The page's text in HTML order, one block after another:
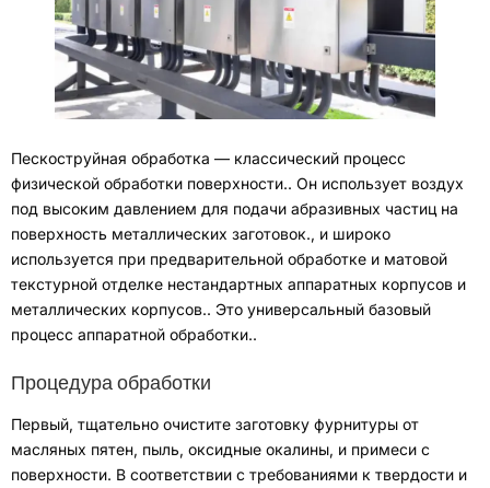
Пескоструйная обработка — классический процесс
физической обработки поверхности.
Он использует воздух
под высоким давлением для подачи абразивных частиц на
поверхность металлических заготовок.
и широко
используется при предварительной обработке и матовой
текстурной отделке нестандартных аппаратных корпусов и
металлических корпусов.
Это универсальный базовый
процесс аппаратной обработки.
Процедура обработки
Первый тщательно очистите заготовку фурнитуры от
масляных пятен , пыль, оксидные окалины и примеси с
поверхности В соответствии с требованиями к твердости и